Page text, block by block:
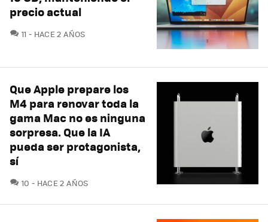
precio actual
11 COMENTARIOS
HACE 2 AÑOS
Que Apple prepare los
M4 para renovar toda la
gama Mac no es ninguna
sorpresa. Que la IA
pueda ser protagonista,
sí
10 COMENTARIOS
HACE 2 AÑOS